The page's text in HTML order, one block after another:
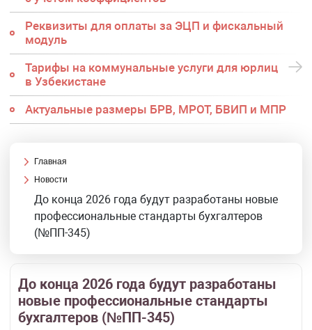
Реквизиты для оплаты за ЭЦП и фискальный
модуль
Тарифы на коммунальные услуги для юрлиц
в Узбекистане
Актуальные размеры БРВ, МРОТ, БВИП и МПР
Главная
Новости
До конца 2026 года будут разработаны новые
профессиональные стандарты бухгалтеров
(№ПП-345)
До конца 2026 года будут разработаны
новые профессиональные стандарты
бухгалтеров (№ПП-345)